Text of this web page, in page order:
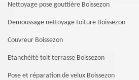
Nettoyage pose gouttière Boissezon
Demoussage nettoyage toiture Boissezon
Couvreur Boissezon
Etanchéité toit terrasse Boissezon
Pose et réparation de velux Boissezon